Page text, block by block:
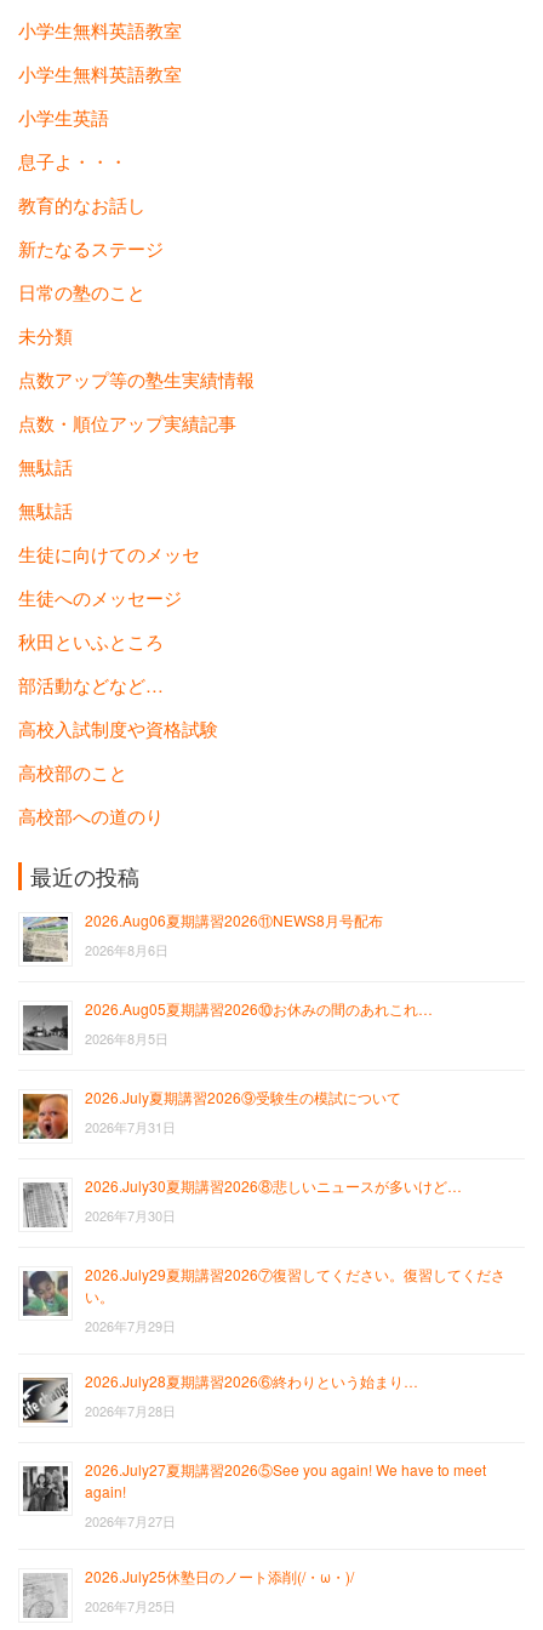
小学生無料英語教室
小学生無料英語教室
小学生英語
息子よ・・・
教育的なお話し
新たなるステージ
日常の塾のこと
未分類
点数アップ等の塾生実績情報
点数・順位アップ実績記事
無駄話
無駄話
生徒に向けてのメッセ
生徒へのメッセージ
秋田といふところ
部活動などなど…
高校入試制度や資格試験
高校部のこと
高校部への道のり
最近の投稿
2026.Aug06夏期講習2026⑪NEWS8月号配布
2026年8月6日
2026.Aug05夏期講習2026⑩お休みの間のあれこれ…
2026年8月5日
2026.July夏期講習2026⑨受験生の模試について
2026年7月31日
2026.July30夏期講習2026⑧悲しいニュースが多いけど…
2026年7月30日
2026.July29夏期講習2026⑦復習してください。復習してくださ
い。
2026年7月29日
2026.July28夏期講習2026⑥終わりという始まり…
2026年7月28日
2026.July27夏期講習2026⑤See you again! We have to meet
again!
2026年7月27日
2026.July25休塾日のノート添削(/・ω・)/
2026年7月25日